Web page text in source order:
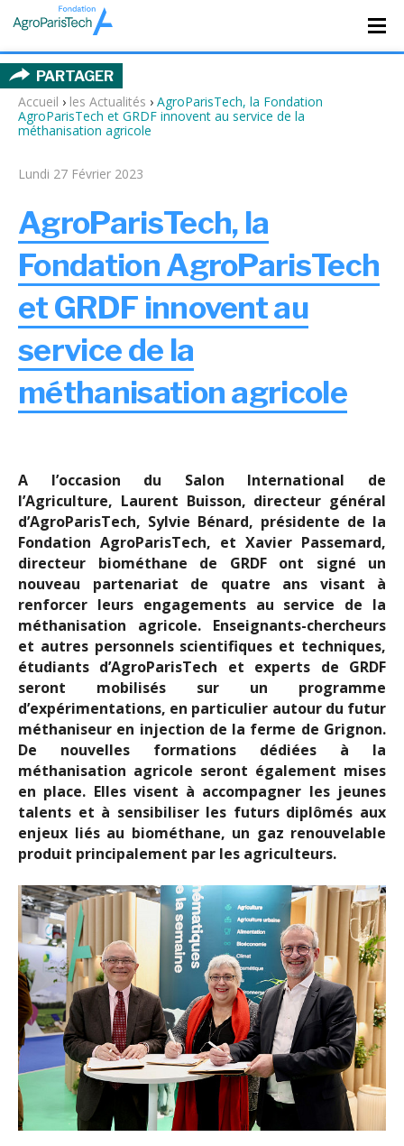
PARTAGER
Accueil › les Actualités › AgroParisTech, la Fondation
AgroParisTech et GRDF innovent au service de la
méthanisation agricole
Lundi 27 Février 2023
AgroParisTech, la
Fondation AgroParisTech
et GRDF innovent au
service de la
méthanisation agricole
A l’occasion du Salon International de
l’Agriculture, Laurent Buisson, directeur général
d’AgroParisTech, Sylvie Bénard, présidente de la
Fondation AgroParisTech, et Xavier Passemard,
directeur biométhane de GRDF ont signé un
nouveau partenariat de quatre ans visant à
renforcer leurs engagements au service de la
méthanisation agricole. Enseignants-chercheurs
et autres personnels scientifiques et techniques,
étudiants d’AgroParisTech et experts de GRDF
seront mobilisés sur un programme
d’expérimentations, en particulier autour du futur
méthaniseur en injection de la ferme de Grignon.
De nouvelles formations dédiées à la
méthanisation agricole seront également mises
en place. Elles visent à accompagner les jeunes
talents et à sensibiliser les futurs diplômés aux
enjeux liés au biométhane, un gaz renouvelable
produit principalement par les agriculteurs.